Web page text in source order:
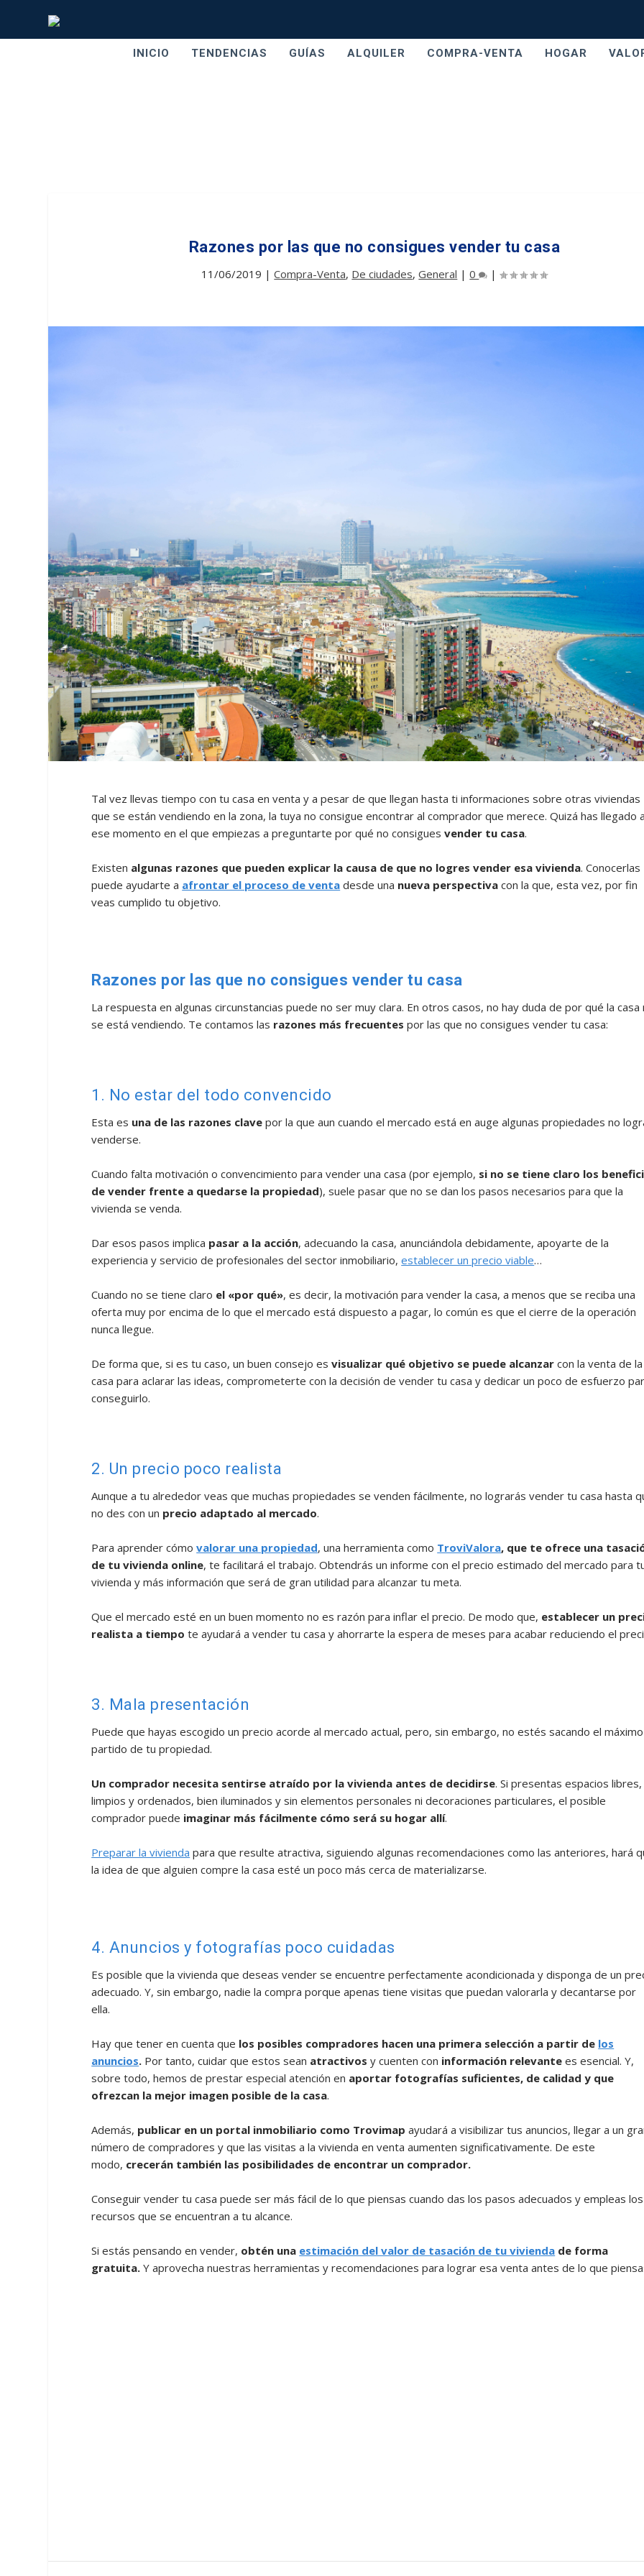
INICIO TENDENCIAS GUÍAS ALQUILER COMPRA-VENTA HOGAR
Razones por las que no consigues vender tu casa
11/06/2019 |Compra-Venta, De ciudades,General |0 |
Tal vez llevas tiempo con tu casa en venta y a pesar de que llegan hasta ti informaciones sobre otras viviendas
que se están vendiendo en la zona, la tuya no consigue encontrar al comprador que merece. Quizá has llegado
ese momento en el que empiezas a preguntarte por qué no consiguesvender tu casa.
Existen algunas razones que pueden explicar la causa de que no logres vender esa vivienda. Conocerlas
puede ayudarte a afrontar el proceso de venta desde una nueva perspectivacon la que, esta vez, por fin
veas cumplido tu objetivo.
Razones por las que no consigues vender tu casa
La respuesta en algunas circunstancias puede no ser muy clara. En otros casos, no hay duda de por qué la casa
se está vendiendo. Te contamos las razones más frecuentes por las que no consigues vender tu casa:
1. No estar del todo convencido
Esta es una de las razones clave por la que aun cuando el mercado está en auge algunas propiedades no
venderse.
Cuando falta motivación o convencimiento para vender una casa (por ejemplo, si no se tiene claro los
de vender frente a quedarse la propiedad), suele pasar que no se dan los pasos necesarios para que la
vivienda se venda.
Dar esos pasos implica pasar a la acción, adecuando la casa, anunciándola debidamente, apoyarte de la
experiencia y servicio de profesionales del sector inmobiliario,establecer un precio viable…
Cuando no se tiene claro el «por qué», es decir, la motivación para vender la casa, a menos que se reciba una
oferta muy por encima de lo que el mercado está dispuesto a pagar, lo común es que el cierre de la operación
nunca llegue.
De forma que, si es tu caso, un buen consejo esvisualizar qué objetivo se puede alcanzar con la venta de la
casa para aclarar las ideas, comprometerte con la decisión de vender tu casa y dedicar un poco de esfuerzo
conseguirlo.
2. Un precio poco realista
Aunque a tu alrededor veas que muchas propiedades se venden fácilmente, no lograrás vender tu casa hasta
no des con un precio adaptado al mercado.
Para aprender cómovalorar una propiedad, una herramienta como TroviValora, que te ofrece una
de tu vivienda online, te facilitará el trabajo. Obtendrás un informe con el precio estimado del mercado para
vivienda y más información que será de gran utilidad para alcanzar tu meta.
Que el mercado esté en un buen momento no es razón para inflar el precio. De modo que, establecer un
realista a tiempo te ayudará a vender tu casa y ahorrarte la espera de meses para acabar reduciendo el
3. Mala presentación
Puede que hayas escogido un precio acorde al mercado actual, pero, sin embargo, no estés sacando el máximo
partido de tu propiedad.
Un comprador necesita sentirse atraído por la vivienda antes de decidirse. Si presentas espacios libres,
limpios y ordenados, bien iluminados y sin elementos personales ni decoraciones particulares, el posible
comprador puede imaginar más fácilmente cómo será su hogar allí.
Preparar la vivienda para que resulte atractiva, siguiendo algunas recomendaciones como las anteriores, hará
la idea de que alguien compre la casa esté un poco más cerca de materializarse.
4. Anuncios y fotografías poco cuidadas
Es posible que la vivienda que deseas vender se encuentre perfectamente acondicionada y disponga de un
adecuado. Y, sin embargo, nadie la compra porque apenas tiene visitas que puedan valorarla y decantarse por
ella.
Hay que tener en cuenta que los posibles compradores hacen una primera selección a partir de los
anuncios. Por tanto, cuidar que estos sean atractivos y cuenten con información relevantees esencial. Y,
sobre todo, hemos de prestar especial atención en aportar fotografías suficientes, de calidad y que
ofrezcan la mejor imagen posible de la casa.
Además, publicar en un portal inmobiliario como Trovimap ayudará a visibilizar tus anuncios, llegar a un
número de compradores y que las visitas a la vivienda en venta aumenten significativamente. De este
modo, crecerán también las posibilidades de encontrar un comprador.
Conseguir vender tu casa puede ser más fácil de lo que piensas cuando das los pasos adecuados y empleas los
recursos que se encuentran a tu alcance.
Si estás pensando en vender, obtén una estimación del valor de tasación de tu vivienda de forma
gratuita.Y aprovecha nuestras herramientas y recomendaciones para lograr esa venta antes de lo que